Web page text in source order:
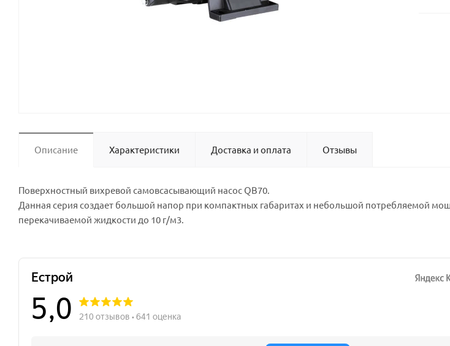
Описание Характеристики Доставка и оплата Отзывы
Поверхностный вихревой самовсасывающий насос QB70.
Данная серия создает большой напор при компактных габаритах и небольшой потребляемой
перекачиваемой жидкости до 10 г/м3.